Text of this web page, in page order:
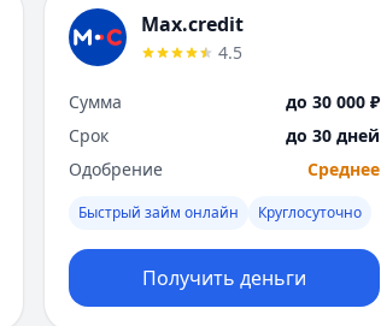
Max.credit
4.5
Сумма
до 30 000 ₽
Срок
до 30 дней
Одобрение
Среднее
Быстрый займ онлайн Круглосуточно
Получить деньги